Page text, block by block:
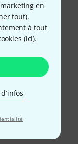
en
tout).
à tout
(ici).
Virement
Maintenant